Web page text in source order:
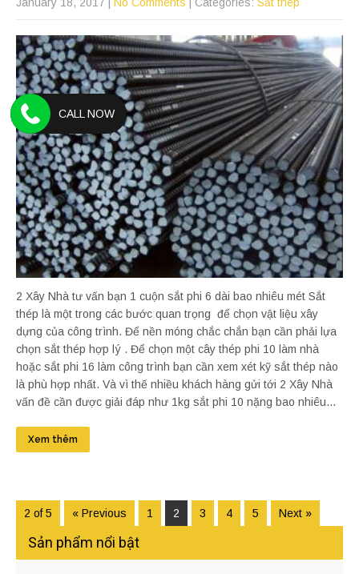
2 Xây Nhà tư vấn bạn 1 cuộn sắt phi 6 dài bao nhiêu mét Sắt
thép là một trong các bước quan trọng để chọn vật liệu xây
dựng của công trình. Để nền móng chắc chắn bạn cần phải lựa
chọn sắt thép hợp lý . Để chọn một cây thép phi 10 làm nhà
hoặc sắt phi 16 làm công trình bạn cần xem xét kỹ sắt thép nào
là phù hợp nhất. Và vì thế nhiều khách hàng gửi tới 2 Xây Nhà
vấn đề cần được giải đáp như 1kg sắt phi 10 nặng bao nhiêu...
Xem thêm
2 of 5 « Previous 1 2 3 4 5 Next »
Sản phẩm nổi bật
CALL NOW